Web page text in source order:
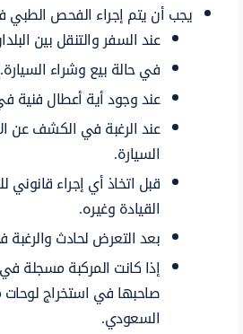
يجب أن يتم إجراء الفحص الطبي
عند السفر والتنقل بين
في حالة بيع وشراء السيارة.
عند وجود أية أعطال فنية
عند الرغبة في الكشف عن
السيارة.
قبل اتخاذ أي إجراء
القيادة وغيره.
بعد التعرض لحادث
إذا كانت المركبة مسجلة
صاحبها في استخراج لوحات
السعودي.